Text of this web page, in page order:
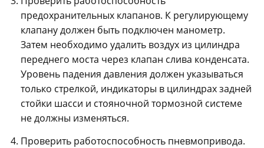
предохранительных клапанов. К регулирующему
клапану должен быть подключен манометр.
Затем необходимо удалить воздух из цилиндра
переднего моста через клапан слива конденсата.
Уровень падения давления должен указываться
только стрелкой, индикаторы в цилиндрах задней
стойки шасси и стояночной тормозной системе
не должны изменяться.
Проверить работоспособность пневмопривода.